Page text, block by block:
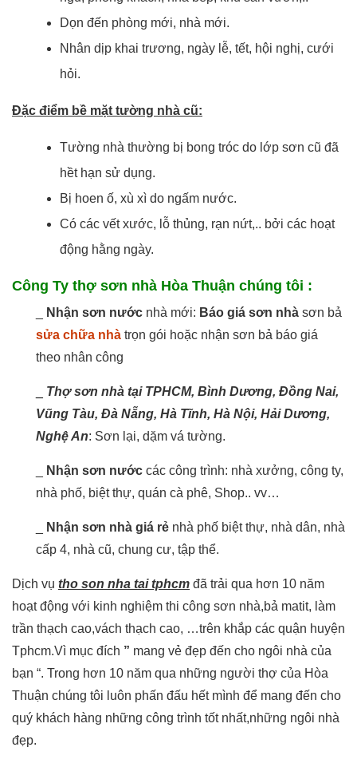
Dọn đến phòng mới, nhà mới.
Nhân dịp khai trương, ngày lễ, tết, hội nghị, cưới
hỏi.
Đặc điểm bề mặt tường nhà cũ:
Tường nhà thường bị bong tróc do lớp sơn cũ đã
hềt hạn sử dụng.
Bị hoen ố, xù xì do ngấm nước.
Có các vết xước, lỗ thủng, rạn nứt,.. bởi các hoạt
động hằng ngày.
Công Ty thợ sơn nhà Hòa Thuận chúng tôi :
Nhận sơn nước nhà mới: Báo giá sơn nhà sơn bả
sửa chữa nhà trọn gói hoặc nhận sơn bả báo giá
theo nhân công
Thợ sơn nhà tại TPHCM, Bình Dương, Đồng Nai,
Vũng Tàu, Đà Nẵng, Hà Tĩnh, Hà Nội, Hải Dương,
Nghệ An: Sơn lại, dặm vá tường.
Nhận sơn nước các công trình: nhà xưởng, công ty,
nhà phố, biệt thự, quán cà phê, Shop.. vv…
Nhận sơn nhà giá rẻ nhà phố biệt thự, nhà dân, nhà
cấp 4, nhà cũ, chung cư, tập thể.
Dịch vụ tho son nha tai tphcm đã trải qua hơn 10 năm
hoạt động với kinh nghiệm thi công sơn nhà,bả matit, làm
trần thạch cao,vách thạch cao, …trên khắp các quận huyện
Tphcm.Vì mục đích ” mang vẻ đẹp đến cho ngôi nhà của
bạn “. Trong hơn 10 năm qua những người thợ của Hòa
Thuận chúng tôi luôn phấn đấu hết mình để mang đến cho
quý khách hàng những công trình tốt nhất,những ngôi nhà
đẹp.